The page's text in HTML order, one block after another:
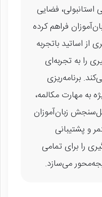
فضایی
فراهم کرده
از اساتید باتجربه
را به تجربه‌ای
برنامه‌ریزی
به مهارت مکالمه،
زبان‌آموزان
و پشتیبانی
را برای تمامی
می‌سازد.